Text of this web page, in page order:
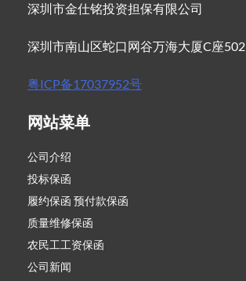
深圳市金仕铭投资担保有限公司
深圳市南山区蛇口网谷万海大厦C座502
粤ICP备17037952号
网站菜单
公司介绍
投标保函
履约保函 预付款保函
质量维修保函
农民工工资保函
公司新闻